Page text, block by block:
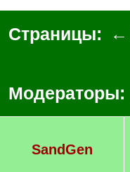
Страницы: ←
Модераторы:
SandGen